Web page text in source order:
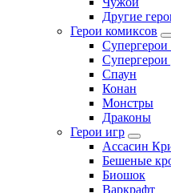
Другие
Герои комиксов
Спаун
Конан
Монстры
Драконы
Герои игр
Ассасин
Бешеные
Биошок
Варкрафт